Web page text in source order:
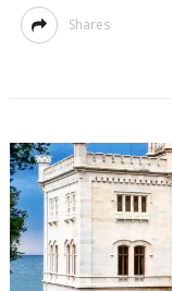
Shares